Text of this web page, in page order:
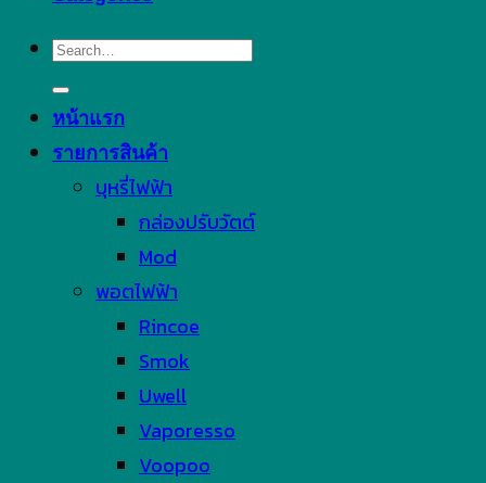
Search
for:
หน้าแรก
รายการสินค้า
บุหรี่ไฟฟ้า
กล่องปรับวัตต์
Mod
พอตไฟฟ้า
Rincoe
Smok
Uwell
Vaporesso
Voopoo